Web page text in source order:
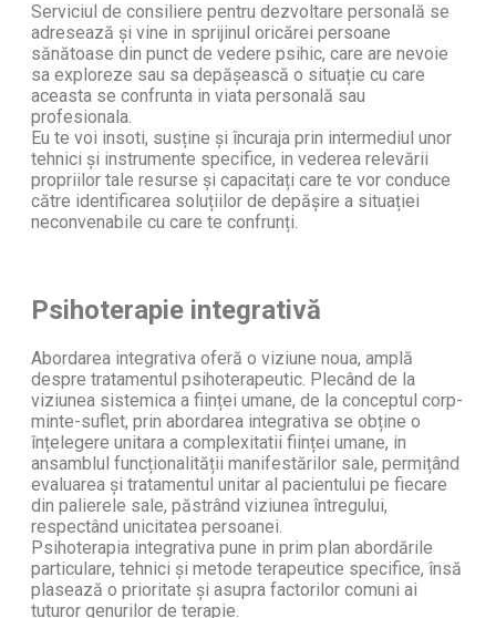
Serviciul de consiliere pentru dezvoltare personală se
adresează și vine in sprijinul oricărei persoane
sănătoase din punct de vedere psihic, care are nevoie
sa exploreze sau sa depășească o situație cu care
aceasta se confrunta in viata personală sau
profesionala.
Eu te voi insoti, susține și încuraja prin intermediul unor
tehnici și instrumente specifice, in vederea relevării
propriilor tale resurse și capacitați care te vor conduce
către identificarea soluțiilor de depășire a situației
neconvenabile cu care te confrunți.
Psihoterapie integrativă
Abordarea integrativa oferă o viziune noua, amplă
despre tratamentul psihoterapeutic. Plecând de la
viziunea sistemica a ființei umane, de la conceptul corp-
minte-suflet, prin abordarea integrativa se obține o
înțelegere unitara a complexitatii ființei umane, in
ansamblul funcționalității manifestărilor sale, permițând
evaluarea și tratamentul unitar al pacientului pe fiecare
din palierele sale, păstrând viziunea întregului,
respectând unicitatea persoanei.
Psihoterapia integrativa pune in prim plan abordările
particulare, tehnici și metode terapeutice specifice, însă
plasează o prioritate și asupra factorilor comuni ai
tuturor genurilor de terapie.